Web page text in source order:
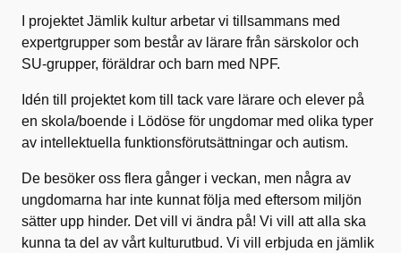
I projektet Jämlik kultur arbetar vi tillsammans med
expertgrupper som består av lärare från särskolor och
SU-grupper, föräldrar och barn med NPF.
Idén till projektet kom till tack vare lärare och elever på
en skola/boende i Lödöse för ungdomar med olika typer
av intellektuella funktionsförutsättningar och autism.
De besöker oss flera gånger i veckan, men några av
ungdomarna har inte kunnat följa med eftersom miljön
sätter upp hinder. Det vill vi ändra på! Vi vill att alla ska
kunna ta del av vårt kulturutbud. Vi vill erbjuda en jämlik